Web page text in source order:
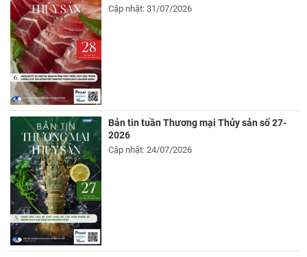
Cập nhật: 31/07/2026
Bản tin tuần Thương mại Thủy sản số 27-
2026
Cập nhật: 24/07/2026